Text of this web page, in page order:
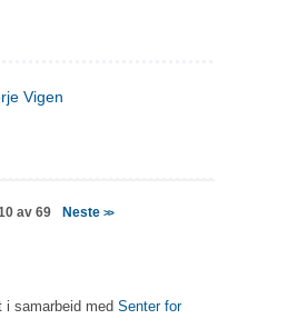
Vigen
av 69 Neste>>
i samarbeid med Senter for